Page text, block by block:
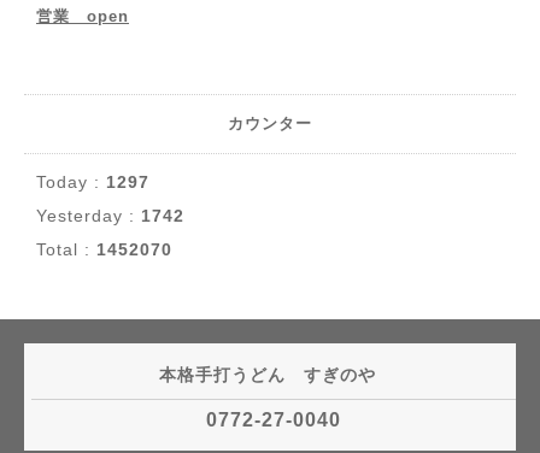
営業 open
カウンター
Today : 1297
Yesterday : 1742
Total : 1452070
本格手打うどん すぎのや
0772-27-0040